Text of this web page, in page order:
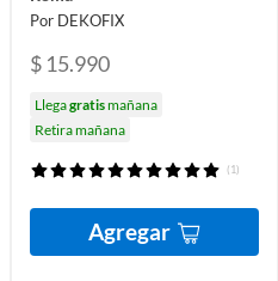
Por DEKOFIX
$ 15.990
Llegagratismañana
Retira mañana
(1)
Agregar